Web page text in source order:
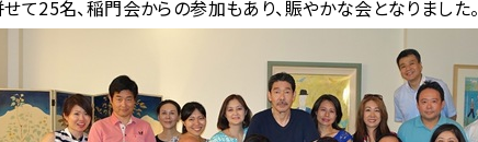
て25名、稲門会からの参加もあり、賑やかな会となりました。